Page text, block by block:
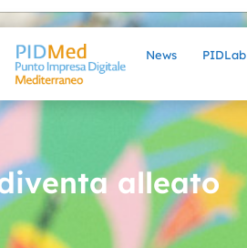
News PIDLab
alleato